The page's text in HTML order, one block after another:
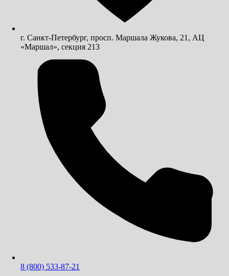
г. Санкт-Петербург, просп. Маршала Жукова, 21, АЦ
«Маршал», секция 213
8 (800) 533-87-21